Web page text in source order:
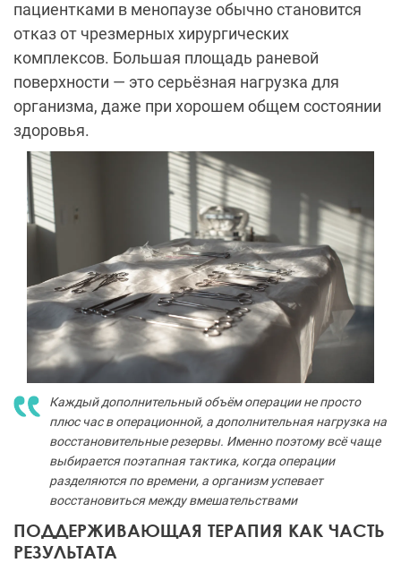
пациентками в менопаузе обычно становится
отказ от чрезмерных хирургических
комплексов. Большая площадь раневой
поверхности — это серьёзная нагрузка для
организма, даже при хорошем общем состоянии
здоровья.
Каждый дополнительный объём операции не просто
плюс час в операционной, а дополнительная нагрузка на
восстановительные резервы. Именно поэтому всё чаще
выбирается поэтапная тактика, когда операции
разделяются по времени, а организм успевает
восстановиться между вмешательствами
ПОДДЕРЖИВАЮЩАЯ ТЕРАПИЯ КАК ЧАСТЬ
РЕЗУЛЬТАТА